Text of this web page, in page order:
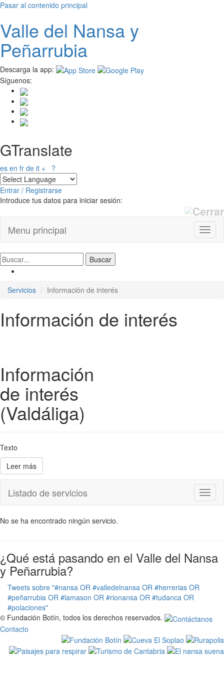
Pasar al contenido principal
Valle del Nansay
Peñarrubia
Descarga la app:
Síguenos:
GTranslate
es en fr de it + ?
Entrar / Registrarse
Introduce tus datos para iniciar sesión:
Menu principal
Servicios Información de interés
Información de interés
Información
de interés
(Valdáliga)
Texto
Leer más
Listado de servicios
No se ha encontrado ningún servicio.
¿Qué está pasando en el Valle del Nansa
y Peñarrubia?
Tweets sobre "#nansa OR #valledelnansa OR #herrerias OR
#peñarrubia OR #lamason OR #rionansa OR #tudanca OR
#polaciones"
© Fundación Botín, todos los derechos reservados.
Contacto